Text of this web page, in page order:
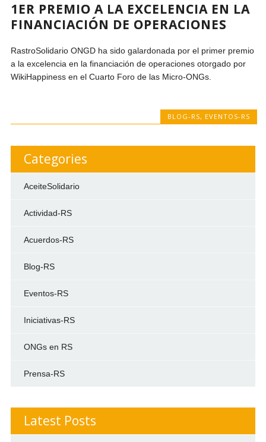
1ER PREMIO A LA EXCELENCIA EN LA
FINANCIACIÓN DE OPERACIONES
RastroSolidario ONGD ha sido galardonada por el primer premio
a la excelencia en la financiación de operaciones otorgado por
WikiHappiness en el Cuarto Foro de las Micro-ONGs.
BLOG-RS, EVENTOS-RS
Categories
AceiteSolidario
Actividad-RS
Acuerdos-RS
Blog-RS
Eventos-RS
Iniciativas-RS
ONGs en RS
Prensa-RS
Latest Posts